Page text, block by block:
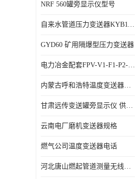
NRF 560罐旁显示仪型号
自来水管道压力变送器KYB11G03M2型号 使用方便
GYD60 矿用隔爆型压力变送器
电力冶金配套FPV-V1-F1-P2-03电压变送器
内蒙古呼和浩特温度变送器配套罐旁显示仪供应 性能稳定
甘肃远传变送罐旁显示仪 供应及时
云南电厂磨机变送器规格
燃气公司温度变送器电话
河北唐山燃起管道测量无线压力变送器型号 性能稳定